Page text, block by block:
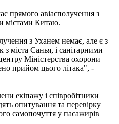
прямого авіасполучення з
містами Китаю.
з Уханем немає, але є з
міста Санья, і санітарними
Міністерства охорони
прийом цього літака", -
екіпажу і співробітники
опитування та перевірку
самопочуття у пасажирів